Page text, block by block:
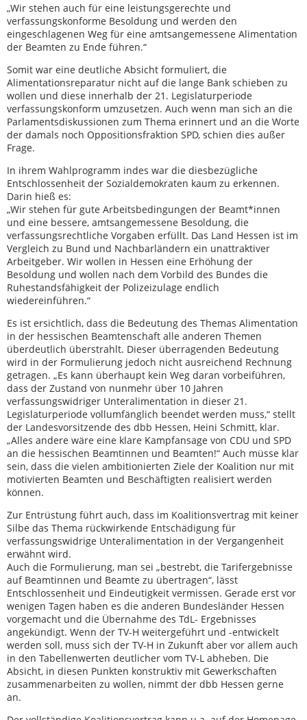
„Wir stehen auch für eine leistungsgerechte und
verfassungskonforme Besoldung und werden den
eingeschlagenen Weg für eine amtsangemessene Alimentation
der Beamten zu Ende führen.“
Somit war eine deutliche Absicht formuliert, die
Alimentationsreparatur nicht auf die lange Bank schieben zu
wollen und diese innerhalb der 21. Legislaturperiode
verfassungskonform umzusetzen. Auch wenn man sich an die
Parlamentsdiskussionen zum Thema erinnert und an die Worte
der damals noch Oppositionsfraktion SPD, schien dies außer
Frage.
In ihrem Wahlprogramm indes war die diesbezügliche
Entschlossenheit der Sozialdemokraten kaum zu erkennen.
Darin hieß es:
„Wir stehen für gute Arbeitsbedingungen der Beamt*innen
und eine bessere, amtsangemessene Besoldung, die
verfassungsrechtliche Vorgaben erfüllt. Das Land Hessen ist im
Vergleich zu Bund und Nachbarländern ein unattraktiver
Arbeitgeber. Wir wollen in Hessen eine Erhöhung der
Besoldung und wollen nach dem Vorbild des Bundes die
Ruhestandsfähigkeit der Polizeizulage endlich
wiedereinführen.“
Es ist ersichtlich, dass die Bedeutung des Themas Alimentation
in der hessischen Beamtenschaft alle anderen Themen
überdeutlich überstrahlt. Dieser überragenden Bedeutung
wird in der Formulierung jedoch nicht ausreichend Rechnung
getragen. „Es kann überhaupt kein Weg daran vorbeiführen,
dass der Zustand von nunmehr über 10 Jahren
verfassungswidriger Unteralimentation in dieser 21.
Legislaturperiode vollumfänglich beendet werden muss,“ stellt
der Landesvorsitzende des dbb Hessen, Heini Schmitt, klar.
„Alles andere wäre eine klare Kampfansage von CDU und SPD
an die hessischen Beamtinnen und Beamten!“ Auch müsse klar
sein, dass die vielen ambitionierten Ziele der Koalition nur mit
motivierten Beamten und Beschäftigten realisiert werden
können.
Zur Entrüstung führt auch, dass im Koalitionsvertrag mit keiner
Silbe das Thema rückwirkende Entschädigung für
verfassungswidrige Unteralimentation in der Vergangenheit
erwähnt wird.
Auch die Formulierung, man sei „bestrebt, die Tarifergebnisse
auf Beamtinnen und Beamte zu übertragen“, lässt
Entschlossenheit und Eindeutigkeit vermissen. Gerade erst vor
wenigen Tagen haben es die anderen Bundesländer Hessen
vorgemacht und die Übernahme des TdL- Ergebnisses
angekündigt. Wenn der TV-H weitergeführt und -entwickelt
werden soll, muss sich der TV-H in Zukunft aber vor allem auch
in den Tabellenwerten deutlicher vom TV-L abheben. Die
Absicht, in diesen Punkten konstruktiv mit Gewerkschaften
zusammenarbeiten zu wollen, nimmt der dbb Hessen gerne
an.